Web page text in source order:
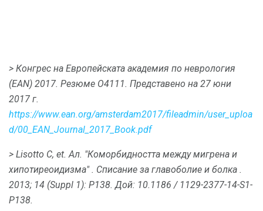
> Конгрес на Европейската академия по неврология
(EAN) 2017. Резюме O4111. Представено на 27 юни
2017 г.
https://www.ean.org/amsterdam2017/fileadmin/user_uploa
d/00_EAN_Journal_2017_Book.pdf
> Lisotto C, et. Ал. "Коморбидността между мигрена и
хипотиреоидизма". Списание за главоболие и болка .
2013; 14 (Suppl 1): P138. Дой: 10.1186 / 1129-2377-14-S1-
P138.